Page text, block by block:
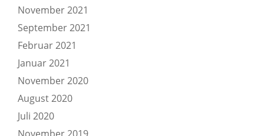
November 2021
September 2021
Februar 2021
Januar 2021
November 2020
August 2020
Juli 2020